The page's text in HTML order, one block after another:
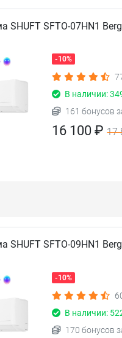
SHUFT SFTO-07HN1 Berg
-10%
В наличии:
161 бонусов
16 100 ₽17
SHUFT SFTO-09HN1 Berg
-10%
В наличии:
170 бонусов